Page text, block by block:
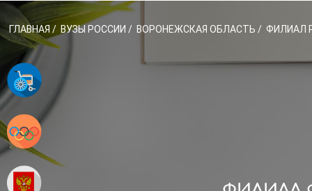
ГЛАВНАЯ / ВУЗЫ РОССИИ / ВОРОНЕЖСКАЯ ОБЛАСТЬ / ФИЛИАЛ